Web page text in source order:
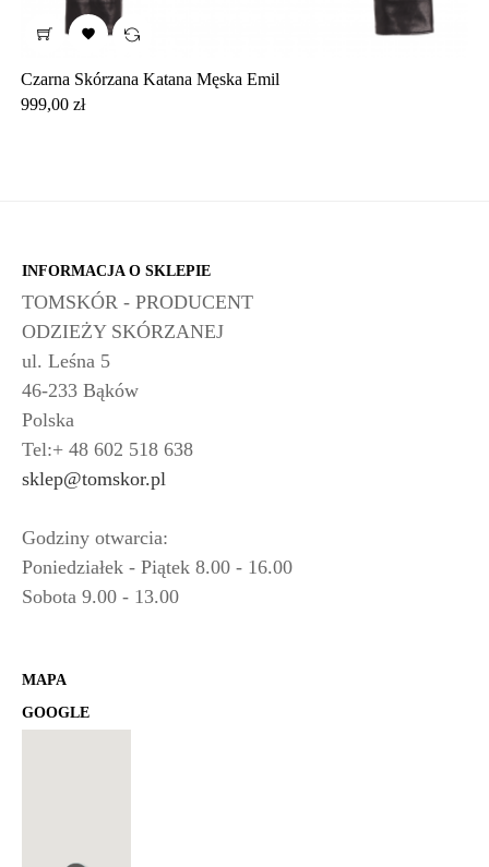

Czarna Skórzana Katana Męska Emil
Cena
999,00 zł
INFORMACJA O SKLEPIE
TOMSKÓR - PRODUCENT
ODZIEŻY SKÓRZANEJ
ul. Leśna 5
46-233 Bąków
Polska
Tel:+ 48 602 518 638
sklep@tomskor.pl
Godziny otwarcia:
Poniedziałek - Piątek 8.00 - 16.00
Sobota 9.00 - 13.00
MAPA
GOOGLE